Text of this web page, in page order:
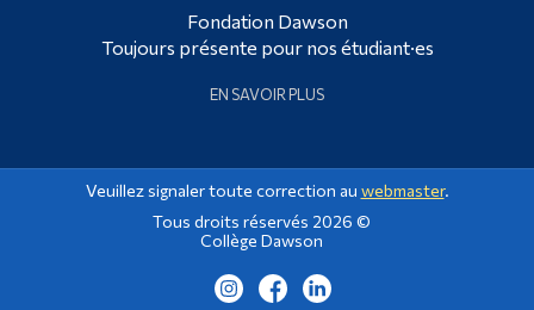
Fondation Dawson
Toujours présente pour nos étudiant·es
EN SAVOIR PLUS
Veuillez signaler toute correction au webmaster.
Tous droits réservés 2026 ©
Collège Dawson